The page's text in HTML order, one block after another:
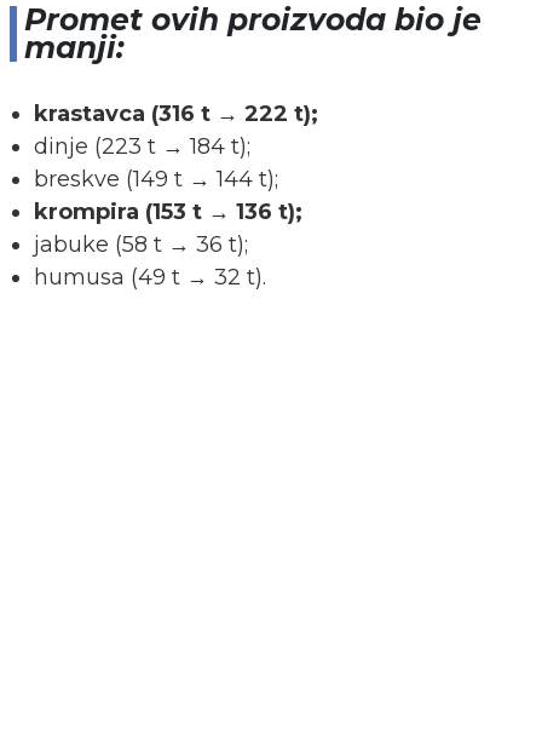
Promet ovih proizvoda bio je
manji:
krastavca (316 t → 222 t);
dinje (223 t → 184 t);
breskve (149 t → 144 t);
krompira (153 t → 136 t);
jabuke (58 t → 36 t);
humusa (49 t → 32 t).